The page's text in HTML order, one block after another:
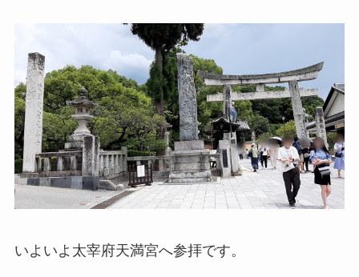
いよいよ太宰府天満宮へ参拝です。